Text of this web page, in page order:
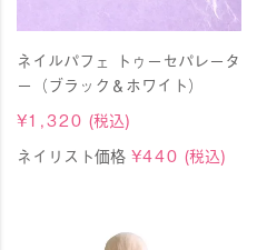
ネイルパフェ トゥーセパレータ
ー（ブラック＆ホワイト）
¥1,320 (税込)
ネイリスト価格 ¥440 (税込)